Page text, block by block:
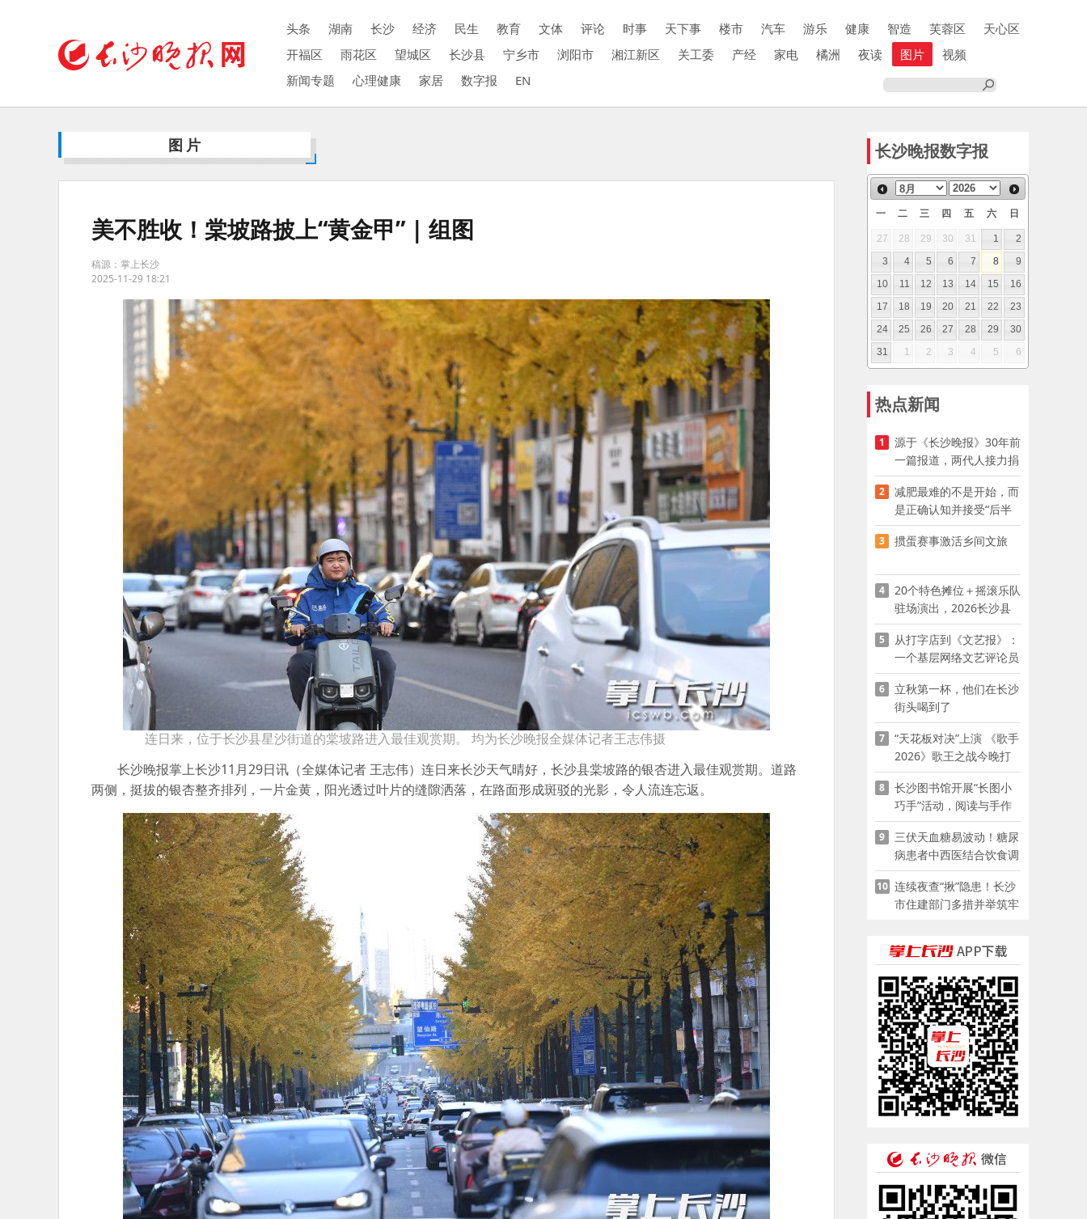
头条 湖南 长沙 经济 民生 教育 文体 评论 时事 天下事 楼市 汽车 游乐 健康 智造 芙蓉区
天心区
开福区
雨花区 望城区 长沙县 宁乡市 浏阳市 湘江新区 关工委 产经 家电 橘洲 夜读 图片
视频
新闻专题
心理健康 家居 数字报 EN
图片
美不胜收！棠坡路披上“黄金甲” | 组图
稿源：掌上长沙
2025-11-29 18:21
连日来，位于长沙县星沙街道的棠坡路进入最佳观赏期。 均为长沙晚报全媒体记者王志伟摄
长沙晚报掌上长沙11月29日讯（全媒体记者 王志伟）连日来长沙天气晴好，长沙县棠坡路的银杏进入最佳观赏期。道路
两侧，挺拔的银杏整齐排列，一片金黄，阳光透过叶片的缝隙洒落，在路面形成斑驳的光影，令人流连忘返。
长沙晚报数字报
一 二 三 四 五 六 日
27 28 29 30 31 1
2
3
4 5 6 7 8
9
10
11 12 13 14 15
16
17
18 19 20 21 22
23
24
25 26 27 28 29
30
31
1 2 3 4 5 6
热点新闻
1
源于《长沙晚报》30年前
一篇报道，两代人接力捐
资助学
2
减肥最难的不是开始，而
是正确认知并接受“后半
程”
3 掼蛋赛事激活乡间文旅
4
20个特色摊位＋摇滚乐队
驻场演出，2026长沙县
夜市嘉年华启幕
5
从打字店到《文艺报》：
一个基层网络文艺评论员
的突围
6
立秋第一杯，他们在长沙
街头喝到了
7
“天花板对决”上演 《歌手
2026》歌王之战今晚打
响
8
长沙图书馆开展“长图小
巧手”活动，阅读与手作
赋能少儿暑期成长
9
三伏天血糖易波动！糖尿
病患者中西医结合饮食调
养指南
10 连续夜查“揪”隐患！长沙
市住建部门多措并举筑牢